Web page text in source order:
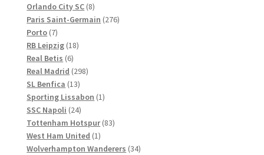
Orlando City SC 88
Produkte
Paris Saint-Germain 276276
Porto 77
Produkte
RB Leipzig 1818
Real Betis 66
Produkte
Real Madrid 298298
SL Benfica 1313
Produkte
Sporting Lissabon 11
SSC Napoli 2424
Produkte
Tottenham Hotspur 8383
West Ham United 11
Produkt
Wolverhampton Wanderers 3434